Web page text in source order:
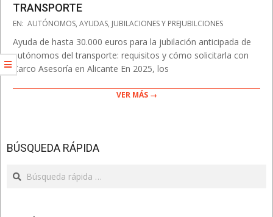
TRANSPORTE
2025-
12
EN: AUTÓNOMOS, AYUDAS, JUBILACIONES Y PREJUBILCIONES
Ayuda de hasta 30.000 euros para la jubilación anticipada de
autónomos del transporte: requisitos y cómo solicitarla con
Zarco Asesoría en Alicante En 2025, los
VER MÁS →
BÚSQUEDA RÁPIDA
Search